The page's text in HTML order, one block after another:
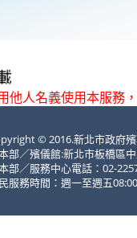
他人名義使用本服務
© 2016.新北市政府
部／殯儀館:新北市板橋區
部／服務中心電話：02-
服務時間：週一至週五